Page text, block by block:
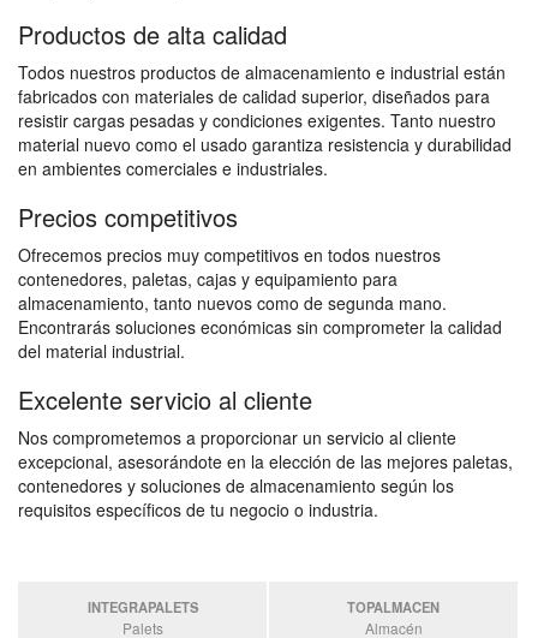
Productos de alta calidad
Todos nuestros productos de almacenamiento e industrial están
fabricados con materiales de calidad superior, diseñados para
resistir cargas pesadas y condiciones exigentes. Tanto nuestro
material nuevo como el usado garantiza resistencia y durabilidad
en ambientes comerciales e industriales.
Precios competitivos
Ofrecemos precios muy competitivos en todos nuestros
contenedores, paletas, cajas y equipamiento para
almacenamiento, tanto nuevos como de segunda mano.
Encontrarás soluciones económicas sin comprometer la calidad
del material industrial.
Excelente servicio al cliente
Nos comprometemos a proporcionar un servicio al cliente
excepcional, asesorándote en la elección de las mejores paletas,
contenedores y soluciones de almacenamiento según los
requisitos específicos de tu negocio o industria.
INTEGRAPALETS
Palets
TOPALMACEN
Almacén